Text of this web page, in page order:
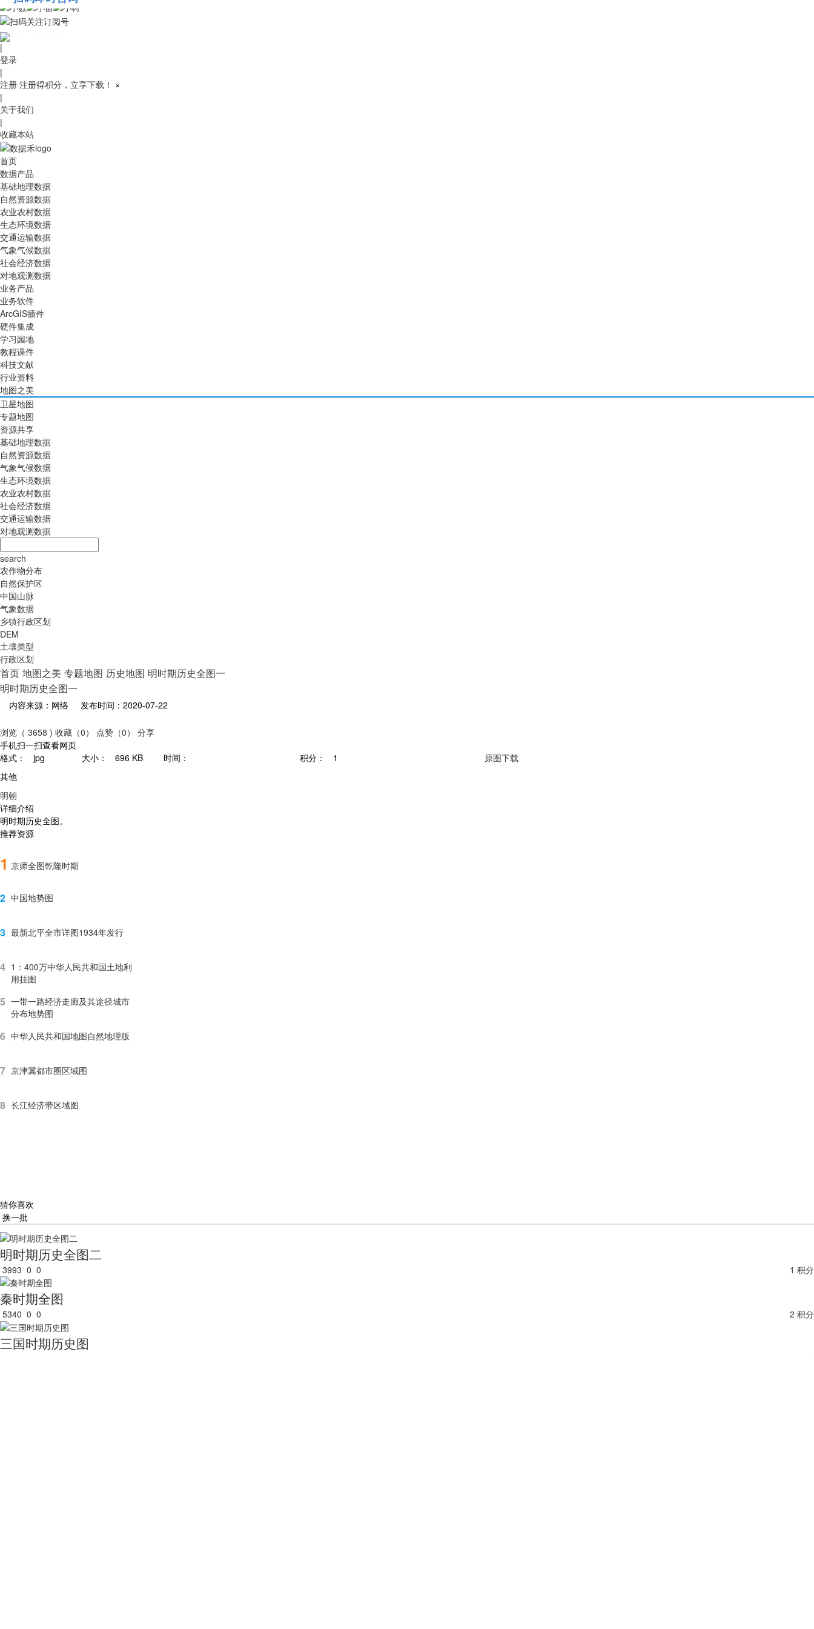
010-53689091
|
登录
|
注册 注册得积分，立享下载！ ×
|
关于我们
|
收藏本站
首页
数据产品
基础地理数据
自然资源数据
农业农村数据
生态环境数据
交通运输数据
气象气候数据
社会经济数据
对地观测数据
业务产品
业务软件
ArcGIS插件
硬件集成
学习园地
教程课件
科技文献
行业资料
地图之美
卫星地图
专题地图
资源共享
基础地理数据
自然资源数据
气象气候数据
生态环境数据
农业农村数据
社会经济数据
交通运输数据
对地观测数据
search
农作物分布
自然保护区
中国山脉
气象数据
乡镇行政区划
DEM
土壤类型
行政区划
首页 地图之美 专题地图 历史地图 明时期历史全图一
明时期历史全图一
内容来源：网络 发布时间：2020-07-22
浏览（ 3658 ) 收藏（0） 点赞（0）
分享
手机扫一扫查看网页
格式：
jpg 大小： 696 KB 时间： 积分： 1
原图下载
其他
明朝
详细介绍
明时期历史全图。
推荐资源
1 京师全图乾隆时期
2 中国地势图
3 最新北平全市详图1934年发行
4 1：400万中华人民共和国土地利
用挂图
5 一带一路经济走廊及其途径城市
分布地势图
6 中华人民共和国地图自然地理版
7 京津冀都市圈区域图
8 长江经济带区域图
猜你喜欢
换一批
明时期历史全图二
3993 0 0 1 积分
秦时期全图
5340 0 0 2 积分
三国时期历史图
2 积分